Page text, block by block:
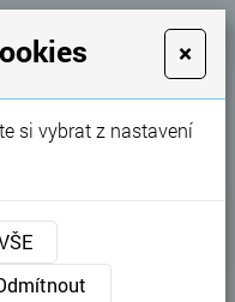
VRATA
ploty ...
nás
NÁS
×
si vybrat z nastavení